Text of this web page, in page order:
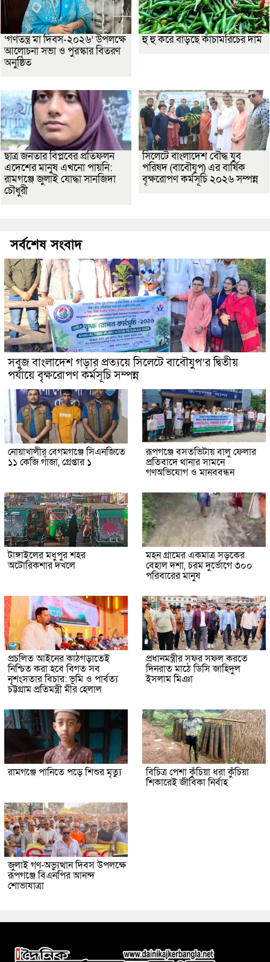
‘গণতন্ত্র মা দিবস-২০২৬’ উপলক্ষে
আলোচনা সভা ও পুরস্কার বিতরণ
অনুষ্ঠিত
হু হু করে বাড়ছে কাঁচামরিচের দাম
ছাত্র জনতার বিপ্লবের প্রতিফলন
এদেশের মানুষ এখনো পায়নি:
রামগঞ্জে জুলাই যোদ্ধা সানজিদা
চৌধুরী
সিলেটে বাংলাদেশ বৌদ্ধ যুব
পরিষদ (বাবৌযুপ) এর বার্ষিক
বৃক্ষরোপণ কর্মসূচি ২০২৬ সম্পন্ন
সর্বশেষ সংবাদ
সবুজ বাংলাদেশ গড়ার প্রত্যয়ে সিলেটে বাবৌযুপ’র দ্বিতীয়
পর্যায়ে বৃক্ষরোপণ কর্মসূচি সম্পন্ন
নোয়াখালীর বেগমগঞ্জে সিএনজিতে
১১ কেজি গাঁজা, গ্রেপ্তার ১
রূপগঞ্জে বসতভিটায় বালু ফেলার
প্রতিবাদে থানার সামনে
গণঅভিযোগ ও মানববন্ধন
টাঙ্গাইলের মধুপুর শহর
অটোরিকশার দখলে
মহন গ্রামের একমাত্র সড়কের
বেহাল দশা, চরম দুর্ভোগে ৩০০
পরিবারের মানুষ
প্রচলিত আইনের কাঠগড়াতেই
নিশ্চিত করা হবে বিগত সব
নৃশংসতার বিচার: ভূমি ও পার্বত্য
চট্টগ্রাম প্রতিমন্ত্রী মীর হেলাল
প্রধানমন্ত্রীর সফর সফল করতে
দিনরাত মাঠে ডিসি জাহিদুল
ইসলাম মিঞা
রামগঞ্জে পানিতে পড়ে শিশুর মৃত্যু বিচিত্র পেশা কুঁচিয়া ধরা কুঁচিয়া
শিকারেই জীবিকা নির্বাহ
জুলাই গণ-অভ্যুত্থান দিবস উপলক্ষে
রূপগঞ্জে বিএনপির আনন্দ
শোভাযাত্রা